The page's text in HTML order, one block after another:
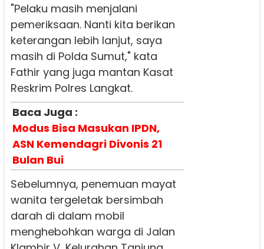
"Pelaku masih menjalani
pemeriksaan. Nanti kita berikan
keterangan lebih lanjut, saya
masih di Polda Sumut," kata
Fathir yang juga mantan Kasat
Reskrim Polres Langkat.
Baca Juga :
Modus Bisa Masukan IPDN,
ASN Kemendagri Divonis 21
Bulan Bui
Sebelumnya, penemuan mayat
wanita tergeletak bersimbah
darah di dalam mobil
menghebohkan warga di Jalan